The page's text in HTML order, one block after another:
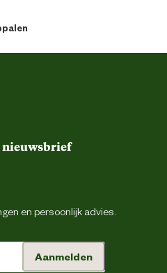
nieuwsbrief
en persoonlijk advies.
Aanmelden